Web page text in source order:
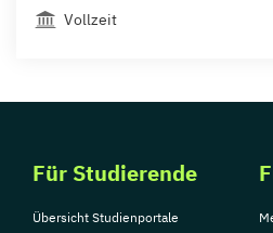
Vollzeit
Für Studierende
Übersicht Studienportale